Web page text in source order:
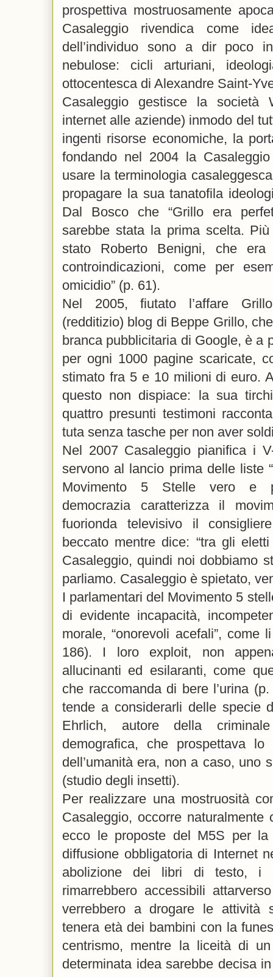
prospettiva mostruosamente
Casaleggio rivendica come
dell’individuo sono a dir poco
nebulose: cicli arturiani,
ottocentesca di Alexandre Saint-
Casaleggio gestisce la società
internet alle aziende) inmodo del
ingenti risorse economiche, la
fondando nel 2004 la
usare la terminologia
propagare la sua tanatofila
Dal Bosco che “Grillo era
sarebbe stata la prima scelta.
stato Roberto Benigni, che
controindicazioni, come per
omicidio” (p. 61).
Nel 2005, fiutato l’affare
(redditizio) blog di Beppe Grillo,
branca pubblicitaria di Google, è a
per ogni 1000 pagine scaricate,
stimato fra 5 e 10 milioni di euro.
questo non dispiace: la sua
quattro presunti testimoni
tuta senza tasche per non aver
Nel 2007 Casaleggio pianifica i
servono al lancio prima delle liste
Movimento 5 Stelle vero e
democrazia caratterizza il
fuorionda televisivo il
beccato mentre dice: “tra gli
Casaleggio, quindi noi dobbiamo
parliamo. Casaleggio è spietato,
I parlamentari del Movimento 5
di evidente incapacità,
morale, “onorevoli acefali”, come
186). I loro exploit, non
allucinanti ed esilaranti, come
che raccomanda di bere l’urina
tende a considerarli delle specie
Ehrlich, autore della
demografica, che prospettava
dell’umanità era, non a caso, uno
(studio degli insetti).
Per realizzare una mostruosità
Casaleggio, occorre
ecco le proposte del M5S per
diffusione obbligatoria di Internet
abolizione dei libri di testo, i
rimarrebbero accessibili
verrebbero a drogare le attività
tenera età dei bambini con la
centrismo, mentre la liceità di
determinata idea sarebbe decisa